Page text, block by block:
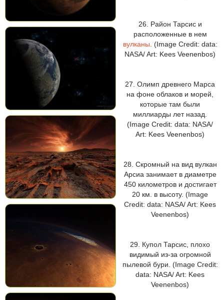
26. Район Тарсис и
расположенные в нем
вулканы . (Image Credit: data:
NASA/ Art: Kees Veenenbos)
27. Олимп древнего Марса
на фоне облаков и морей,
которые там были
миллиарды лет назад.
(Image Credit: data: NASA/
Art: Kees Veenenbos)
28. Скромный на вид вулкан
Арсиа занимает в диаметре
450 километров и достигает
20 км. в высоту. (Image
Credit: data: NASA/ Art: Kees
Veenenbos)
29. Купол Тарсис, плохо
видимый из-за огромной
пылевой бури. (Image Credit:
data: NASA/ Art: Kees
Veenenbos)